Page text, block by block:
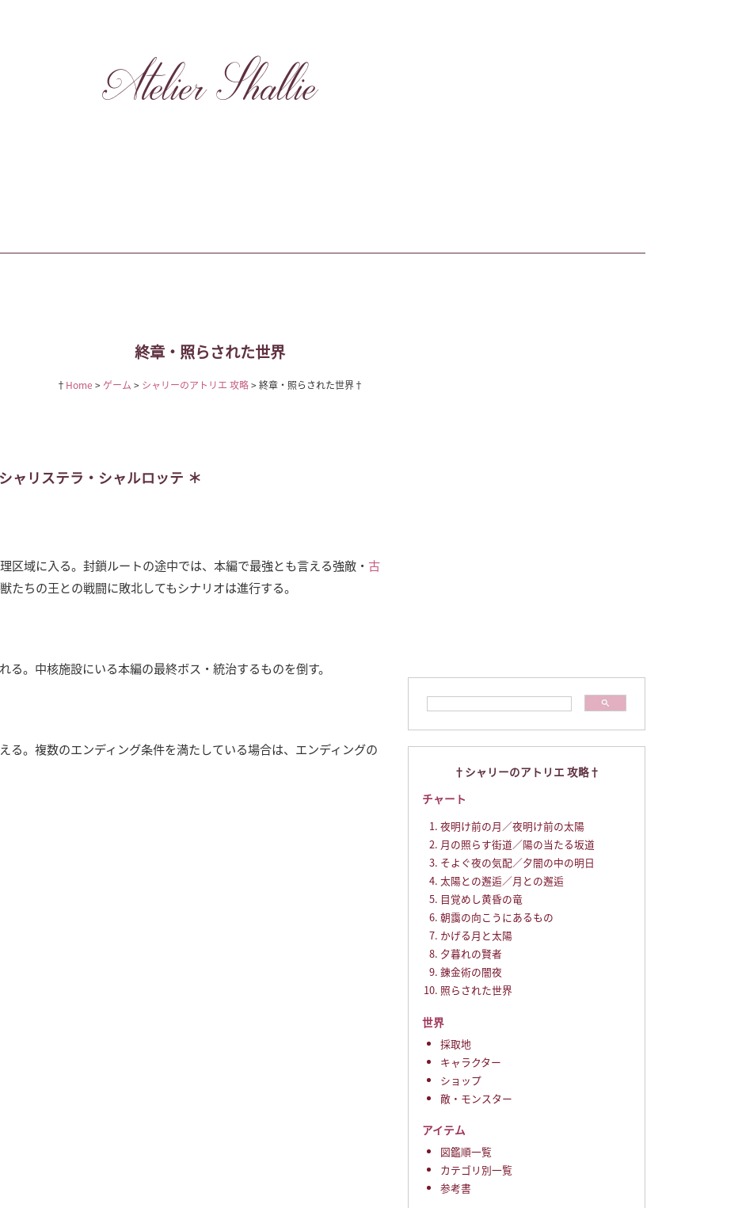
Atelier Shallie
終章・照らされた世界
Home ゲーム シャリーのアトリエ 攻略 終章・照らされた世界
シャリステラ・シャルロッテ
区域に入る。封鎖ルートの途中では、本編で最強とも言える強敵・ 古
たちの王との戦闘に敗北してもシナリオは進行する。
。中核施設にいる本編の最終ボス・統治するものを倒す。
る。複数のエンディング条件を満たしている場合は、エンディングの
シャリーのアトリエ 攻略
チャート
夜明け前の月／夜明け前の太陽
月の照らす街道／陽の当たる坂道
そよぐ夜の気配／夕闇の中の明日
太陽との邂逅／月との邂逅
目覚めし黄昏の竜
朝靄の向こうにあるもの
かげる月と太陽
夕暮れの賢者
錬金術の闇夜
照らされた世界
世界
採取地
キャラクター
ショップ
敵・モンスター
アイテム
図鑑順一覧
カテゴリ別一覧
参考書